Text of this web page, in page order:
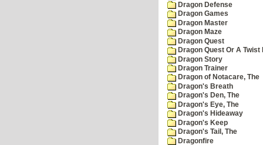
Dragon Defense
Dragon Games
Dragon Master
Dragon Maze
Dragon Quest
Dragon Quest Or A Twist
Dragon Story
Dragon Trainer
Dragon of Notacare, The
Dragon's Breath
Dragon's Den, The
Dragon's Eye, The
Dragon's Hideaway
Dragon's Keep
Dragon's Tail, The
Dragonfire